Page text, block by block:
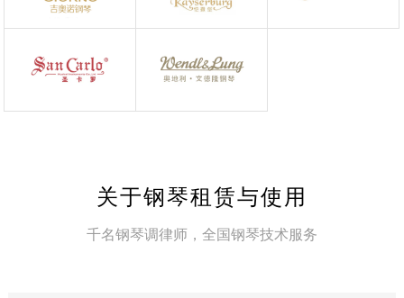
关于钢琴租赁与使用
千名钢琴调律师，全国钢琴技术服务